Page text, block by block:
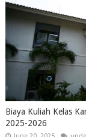
Biaya Kuliah Kelas
2025-2026